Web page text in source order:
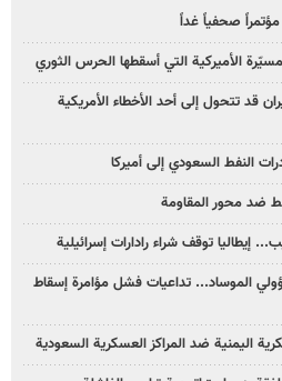
صحفياً غداً
الأميركية التي أسقطها الحرس الثوري
قد تتحول إلى أحد الأخطاء الأمريكية
النفط السعودي إلى أميركا
ضد محور المقاومة
إيطاليا توقف شراء رادارات إسرائيلية
الموساد... تداعيات فشل مؤامرة إسقاط
اليمنية ضد المراكز العسكرية السعودية